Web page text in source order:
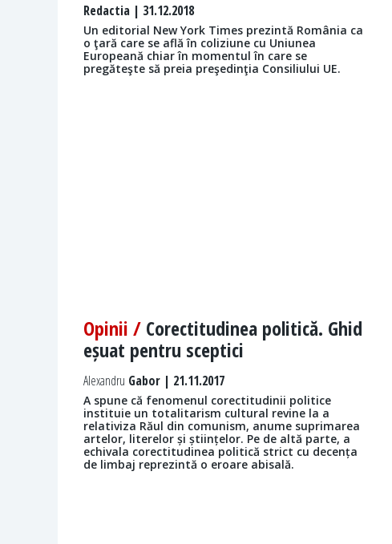
Redactia | 31.12.2018
Un editorial New York Times prezintă România ca
o ţară care se află în coliziune cu Uniunea
Europeană chiar în momentul în care se
pregăteşte să preia preşedinţia Consiliului UE.
Opinii / Corectitudinea politică. Ghid
eșuat pentru sceptici
Alexandru Gabor | 21.11.2017
A spune că fenomenul corectitudinii politice
instituie un totalitarism cultural revine la a
relativiza Răul din comunism, anume suprimarea
artelor, literelor și științelor. Pe de altă parte, a
echivala corectitudinea politică strict cu decența
de limbaj reprezintă o eroare abisală.